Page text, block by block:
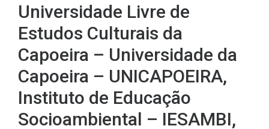
Universidade Livre de
Estudos Culturais da
Capoeira – Universidade da
Capoeira – UNICAPOEIRA,
Instituto de Educação
Socioambiental – IESAMBI,